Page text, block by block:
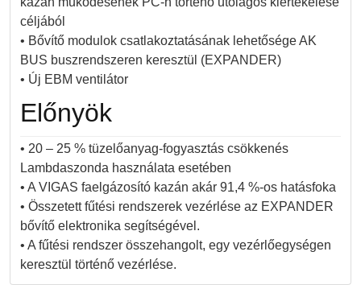
céljából
• Bővítő modulok csatlakoztatásának lehetősége AK
BUS buszrendszeren keresztül (EXPANDER)
• Új EBM ventilátor
Előnyök
• 20 – 25 % tüzelőanyag-fogyasztás csökkenés
Lambdaszonda használata esetében
• A VIGAS faelgázosító kazán akár 91,4 %-os hatásfoka
• Összetett fűtési rendszerek vezérlése az EXPANDER
bővítő elektronika segítségével.
• A fűtési rendszer összehangolt, egy vezérlőegységen
keresztül történő vezérlése.